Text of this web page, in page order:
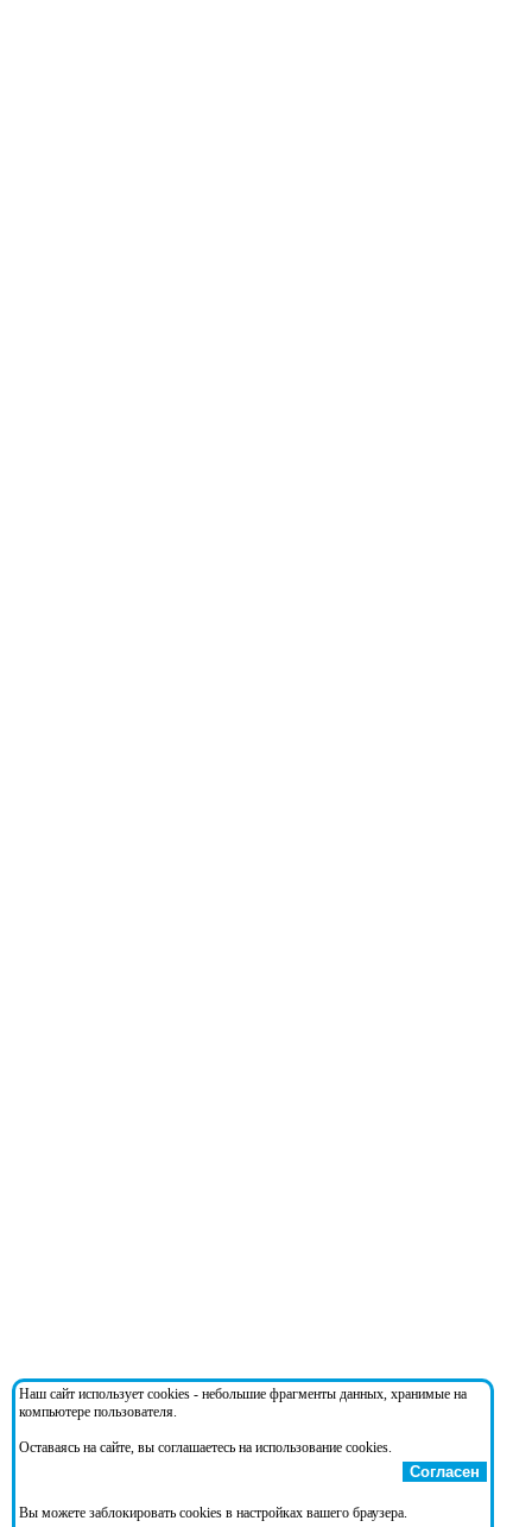
Наш сайт использует cookies - небольшие фрагменты данных, хранимые на
компьютере пользователя.
Оставаясь на сайте, вы соглашаетесь на использование cookies.
Согласен
Вы можете заблокировать cookies в настройках вашего браузера.